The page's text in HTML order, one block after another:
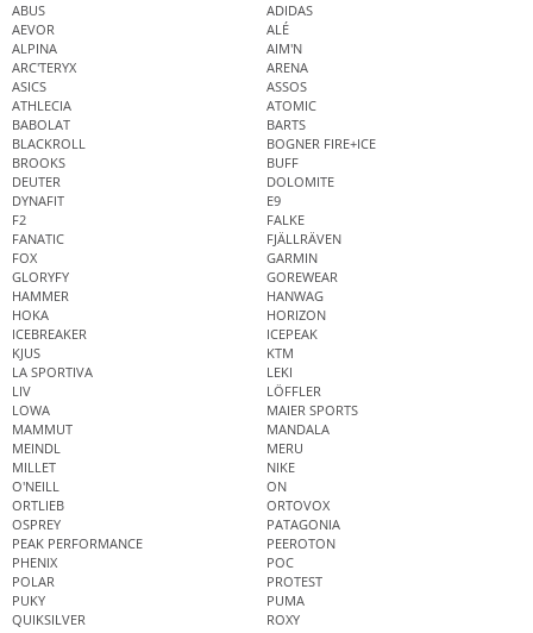
ABUS
ADIDAS
AEVOR
ALÉ
ALPINA
AIM'N
ARC'TERYX
ARENA
ASICS
ASSOS
ATHLECIA
ATOMIC
BABOLAT
BARTS
BLACKROLL
BOGNER FIRE+ICE
BROOKS
BUFF
DEUTER
DOLOMITE
DYNAFIT
E9
F2
FALKE
FANATIC
FJÄLLRÄVEN
FOX
GARMIN
GLORYFY
GOREWEAR
HAMMER
HANWAG
HOKA
HORIZON
ICEBREAKER
ICEPEAK
KJUS
KTM
LA SPORTIVA
LEKI
LIV
LÖFFLER
LOWA
MAIER SPORTS
MAMMUT
MANDALA
MEINDL
MERU
MILLET
NIKE
O'NEILL
ON
ORTLIEB
ORTOVOX
OSPREY
PATAGONIA
PEAK PERFORMANCE
PEEROTON
PHENIX
POC
POLAR
PROTEST
PUKY
PUMA
QUIKSILVER
ROXY